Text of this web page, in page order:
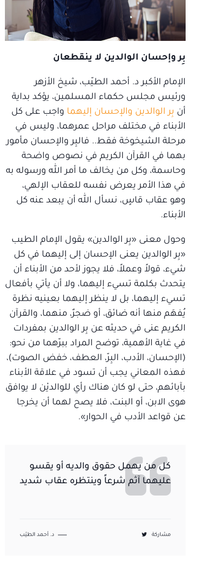
بِر وإحسان الوالدين لا ينقطعان
الإمام الأكبر د. أحمد الطيّب، شيخ الأزهر
ورئيس مجلس حكماء المسلمين، يؤكد بداية
أن بِر الوالدين والإحسان إليهما واجب على كل
الأبناء في مختلف مراحل عمرهما، وليس في
مرحلة الشيخوخة فقط.. فالبِر والإحسان مأمور
بهما في القرآن الكريم في نصوص واضحة
وحاسمة، وكل من يخالف ما أمر الله ورسوله به
في هذا الأمر يعرض نفسه للعقاب الإلهي،
وهو عقاب قاسٍ، نسأل الله أن يبعد عنه كل
الأبناء.
وحول معنى «بِر الوالدين» يقول الإمام الطيب
«بِر الوالدين يعنى الإحسان إلى إليهما في كل
شيء، قولاً وعملاً، فلا يجوز لأحد من الأبناء أن
يتحدث بكلمة تسيء إليهما، ولا أن يأتي بأفعال
تسيء إليهما، بل لا ينظر إليهما بعينيه نظرة
يُفهَم منها أنه ضائق، أو ضجرٌ، منهما، والقرآن
الكريم عنى في حديثه عن بِر الوالدين بمفردات
في غاية الأهمية، توضح المراد ببرّهما من نحو:
(الإحسان، الأدب، البِرّ، العطف، خفض الصوت)،
فهذه المعاني يجب أن تسود في علاقة الأبناء
بآبائهم، حتى لو كان هناك رأي للوالديْن لا يوافق
هوى الابن، أو البنت، فلا يصح لهما أن يخرجا
عن قواعد الأدب في الحوار».
كل من يهمل حقوق والديه أو يقسو
عليهما آثم شرعاً وينتظره عقاب شديد
مشاركة د. أحمد الطيّب